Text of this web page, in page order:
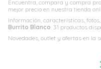
Encuentra, compara y compra
mejor precio en nuestra tienda
Información, características,
Burrito Blanco. 31 productos
Novedades, outlet y ofertas en la